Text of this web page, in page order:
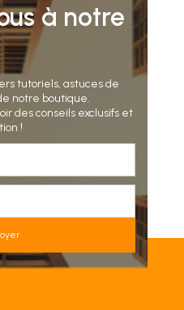
à notre
tutoriels, astuces de
notre boutique.
des conseils exclusifs et
!